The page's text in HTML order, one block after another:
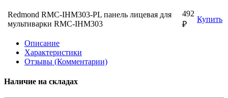
Redmond RMC-IHM303-PL панель лицевая для
мультиварки RMC-IHМ303
492
₽
Купить
Описание
Характеристики
Отзывы (Комментарии)
Наличие на складах